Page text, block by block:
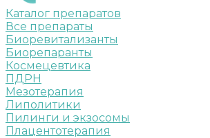
Каталог препаратов
Все препараты
Биоревитализанты
Биорепаранты
Космецевтика
ПДРН
Мезотерапия
Липолитики
Пилинги и экзосомы
Плацентотерапия